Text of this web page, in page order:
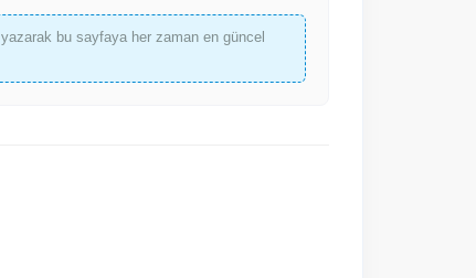
yazarak bu sayfaya her zaman en güncel